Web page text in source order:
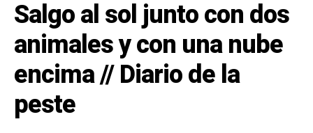
Salgo al sol junto con dos
animales y con una nube
encima // Diario de la
peste